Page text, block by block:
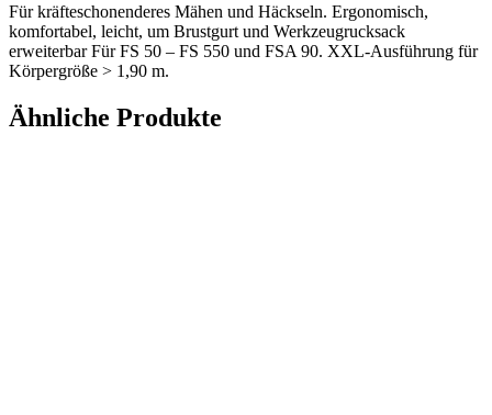
Für kräfteschonenderes Mähen und Häckseln. Ergonomisch,
komfortabel, leicht, um Brustgurt und Werkzeugrucksack
erweiterbar Für FS 50 – FS 550 und FSA 90. XXL-Ausführung für
Körpergröße > 1,90 m.
Ähnliche Produkte